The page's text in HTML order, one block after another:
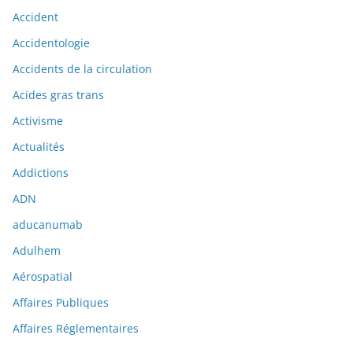
Accident
Accidentologie
Accidents de la circulation
Acides gras trans
Activisme
Actualités
Addictions
ADN
aducanumab
Adulhem
Aérospatial
Affaires Publiques
Affaires Réglementaires